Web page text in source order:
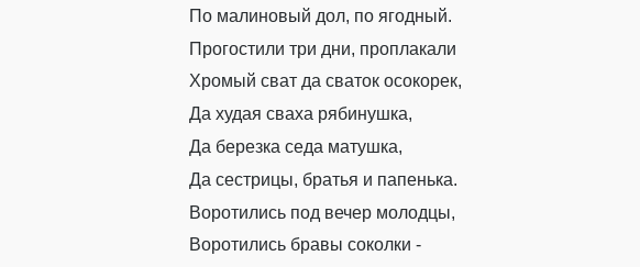
По малиновый дол, по ягодный.
Прогостили три дни, проплакали
Хромый сват да сваток осокорек,
Да худая сваха рябинушка,
Да березка седа матушка,
Да сестрицы, братья и папенька.
Воротились под вечер молодцы,
Воротились бравы соколки -